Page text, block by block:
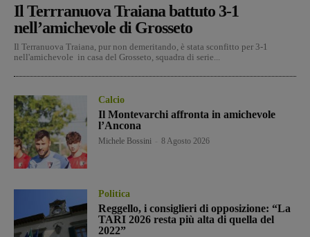
Il Terrranuova Traiana battuto 3-1
nell’amichevole di Grosseto
Il Terranuova Traiana, pur non demeritando, è stata sconfitto per 3-1
nell'amichevole in casa del Grosseto, squadra di serie...
Calcio
Il Montevarchi affronta in amichevole
l’Ancona
Michele Bossini 8 Agosto 2026
Politica
Reggello, i consiglieri di opposizione: “La
TARI 2026 resta più alta di quella del
2022”